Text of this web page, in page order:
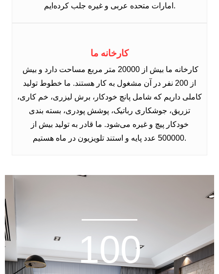
امارات متحده عربی و غیره جلب کرده‌ایم.
کارخانه ما
کارخانه ما بیش از 20000 متر مربع مساحت دارد و بیش
از 200 نفر در آن مشغول به کار هستند. ما خطوط تولید
کاملی داریم که شامل پانچ خودکار، برش لیزری، خم کاری،
تزریق، جوشکاری رباتیک، پوشش پودری، بسته بندی
خودکار پیچ و غیره می‌شود. ما قادر به تولید بیش از
500000 عدد پایه و استند تلویزیون در ماه هستیم.
100